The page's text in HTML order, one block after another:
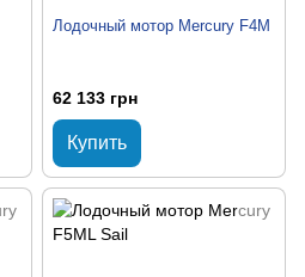
Лодочный мотор Mercury F4M
62 133 грн
Купить